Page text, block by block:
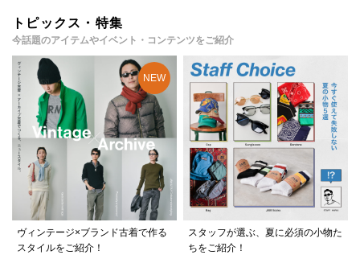
トピックス・特集
今話題のアイテムやイベント・コンテンツをご紹介
ヴィンテージ×ブランド古着で作る
スタイルをご紹介！
スタッフが選ぶ、夏に必須の小物た
ちをご紹介！